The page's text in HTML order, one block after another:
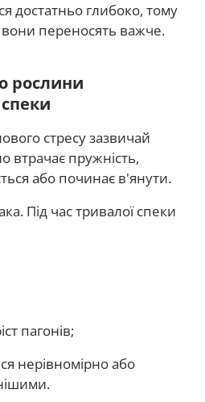
достатньо глибоко, тому
переносять важче.
рослини
стресу зазвичай
втрачає пружність,
або починає в'янути.
Під час тривалої спеки
пагонів;
нерівномірно або